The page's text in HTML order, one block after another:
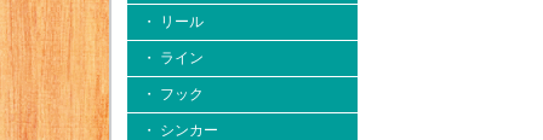
・ リール
・ ライン
・ フック
・ シンカー